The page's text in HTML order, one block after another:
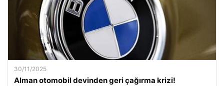
30/11/2025
Alman otomobil devinden geri çağırma krizi!